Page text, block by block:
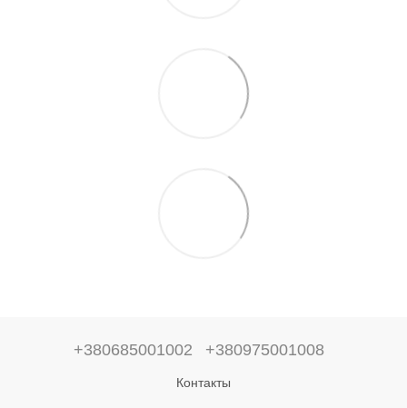
+380685001002 +380975001008
Контакты